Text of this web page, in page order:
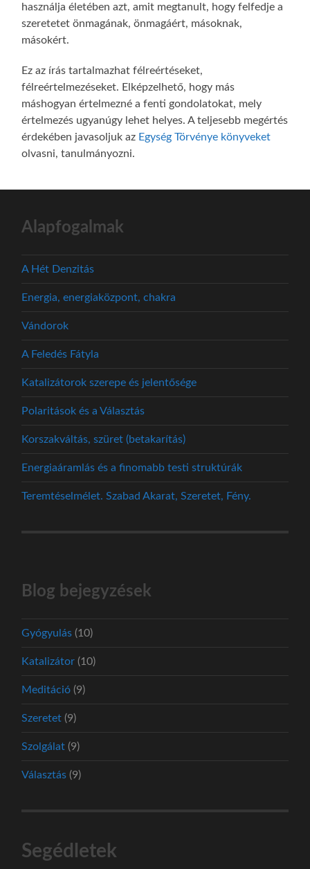
használja életében azt, amit megtanult, hogy felfedje a
szeretetet önmagának, önmagáért, másoknak,
másokért.
Ez az írás tartalmazhat félreértéseket,
félreértelmezéseket. Elképzelhető, hogy más
máshogyan értelmezné a fenti gondolatokat, mely
értelmezés ugyanúgy lehet helyes. A teljesebb megértés
érdekében javasoljuk az Egység Törvénye könyveket
olvasni, tanulmányozni.
Alapfogalmak
A Hét Denzitás
Energia, energiaközpont, chakra
Vándorok
A Feledés Fátyla
Katalizátorok szerepe és jelentősége
Polaritások és a Választás
Korszakváltás, szüret (betakarítás)
Energiaáramlás és a finomabb testi struktúrák
Teremtéselmélet. Szabad Akarat, Szeretet, Fény.
Blog bejegyzések
Gyógyulás (10)
Katalizátor (10)
Meditáció (9)
Szeretet (9)
Szolgálat (9)
Választás (9)
Segédletek